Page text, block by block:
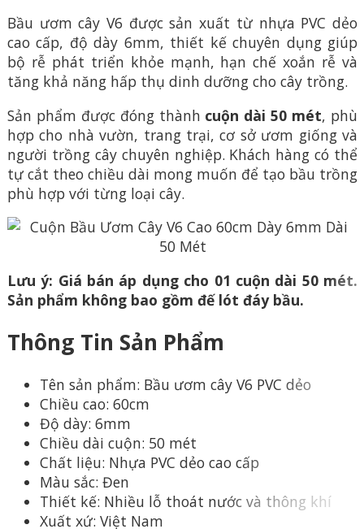
Bầu ươm cây V6 được sản xuất từ nhựa PVC dẻo
cao cấp, độ dày 6mm, thiết kế chuyên dụng giúp
bộ rễ phát triển khỏe mạnh, hạn chế xoắn rễ và
tăng khả năng hấp thụ dinh dưỡng cho cây trồng.
Sản phẩm được đóng thành cuộn dài 50 mét, phù
hợp cho nhà vườn, trang trại, cơ sở ươm giống và
người trồng cây chuyên nghiệp. Khách hàng có thể
tự cắt theo chiều dài mong muốn để tạo bầu trồng
phù hợp với từng loại cây.
Lưu ý: Giá bán áp dụng cho 01 cuộn dài 50 mét.
Sản phẩm không bao gồm đế lót đáy bầu.
Thông Tin Sản Phẩm
Tên sản phẩm: Bầu ươm cây V6 PVC dẻo
Chiều cao: 60cm
Độ dày: 6mm
Chiều dài cuộn: 50 mét
Chất liệu: Nhựa PVC dẻo cao cấp
Màu sắc: Đen
Thiết kế: Nhiều lỗ thoát nước và thông khí
Xuất xứ: Việt Nam